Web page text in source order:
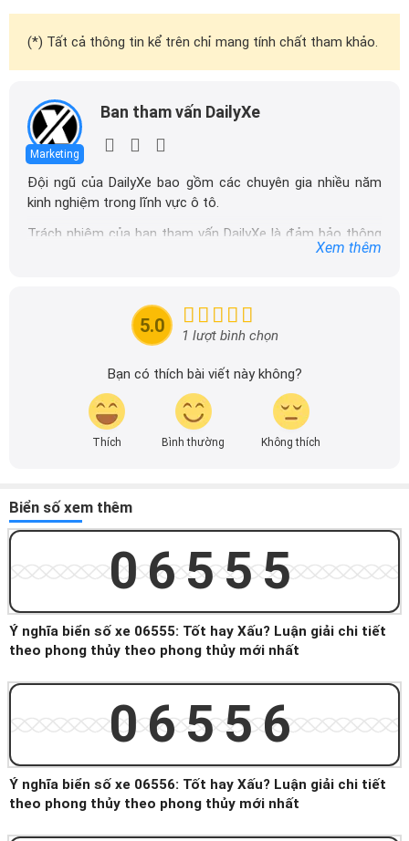
(*) Tất cả thông tin kể trên chỉ mang tính chất tham khảo.
Marketing
Ban tham vấn DailyXe
Đội ngũ của DailyXe bao gồm các chuyên gia nhiều năm
kinh nghiệm trong lĩnh vực ô tô.
Trách nhiệm của ban tham vấn DailyXe là đảm bảo thông
tin chính xác được đăng tải trên dailyxe.com.vn, thường
tin nhanh chóng và dễ dàng hơn.
Xem thêm
5.0 1 lượt bình chọn
Bạn có thích bài viết này không?
Thích Bình thường Không thích
Biển số xem thêm
06555
Ý nghĩa biển số xe 06555: Tốt hay Xấu? Luận giải chi tiết
theo phong thủy theo phong thủy mới nhất
06556
Ý nghĩa biển số xe 06556: Tốt hay Xấu? Luận giải chi tiết
theo phong thủy theo phong thủy mới nhất